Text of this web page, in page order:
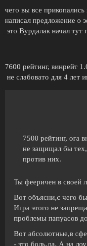
чего вы все
написал предложение о
это Вурдалак начал тут
7600 рейтинг, винрейт
не слабовато для 4 лет
7500 рейтинг, ога
не защищал бы тех,
против них.
Ты фееричен в своей
Вот объясни,с чего
Игра этого не
проблемы папуасов
Вот абсолютные,в
- это боль,да. А на